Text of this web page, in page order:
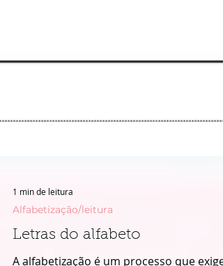
1 min de leitura
Alfabetização/leitura
Letras do alfabeto